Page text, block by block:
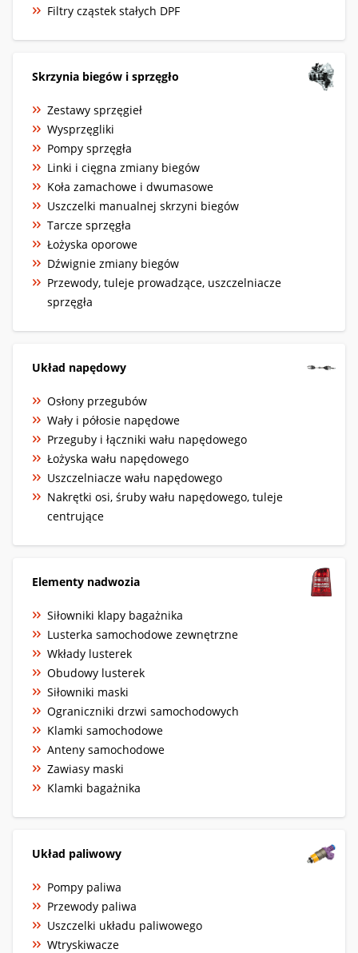
Filtry cząstek stałych DPF
Skrzynia biegów i sprzęgło
Zestawy sprzęgieł
Wysprzęgliki
Pompy sprzęgła
Linki i cięgna zmiany biegów
Koła zamachowe i dwumasowe
Uszczelki manualnej skrzyni biegów
Tarcze sprzęgła
Łożyska oporowe
Dźwignie zmiany biegów
Przewody, tuleje prowadzące, uszczelniacze
sprzęgła
Układ napędowy
Osłony przegubów
Wały i półosie napędowe
Przeguby i łączniki wału napędowego
Łożyska wału napędowego
Uszczelniacze wału napędowego
Nakrętki osi, śruby wału napędowego, tuleje
centrujące
Elementy nadwozia
Siłowniki klapy bagażnika
Lusterka samochodowe zewnętrzne
Wkłady lusterek
Obudowy lusterek
Siłowniki maski
Ograniczniki drzwi samochodowych
Klamki samochodowe
Anteny samochodowe
Zawiasy maski
Klamki bagażnika
Układ paliwowy
Pompy paliwa
Przewody paliwa
Uszczelki układu paliwowego
Wtryskiwacze